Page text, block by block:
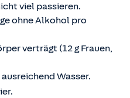
viel passieren.
ohne Alkohol pro
verträgt (12 g Frauen,
Wasser.